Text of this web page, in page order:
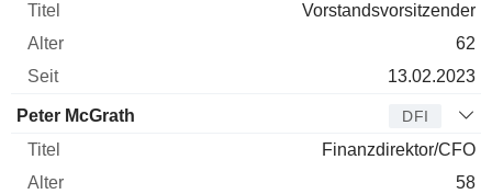
Vorstandsvorsitzender
62
13.02.2023
Peter McGrath DFI
Finanzdirektor/CFO
58